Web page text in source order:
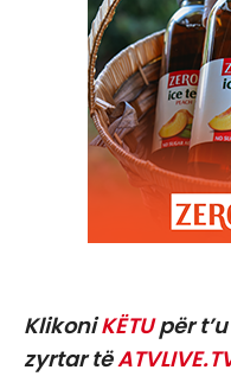
KlikoniKËTUpër
zyrtar të